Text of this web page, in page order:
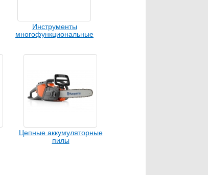
Инструменты
многофункциональные
Цепные аккумуляторные
пилы